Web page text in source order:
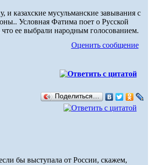
казахские мусульманские завывания с
Условная Фатима поет о Русской
ее выбрали народным голосованием.
Оценить сообщение
Поделиться…
бы выступала от России, скажем,